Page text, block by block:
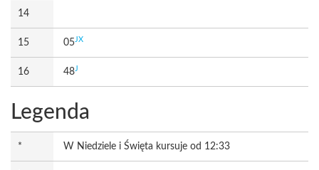
14
15 05 JX
16 48 J
Legenda
* W Niedziele i Święta kursuje od 12:33